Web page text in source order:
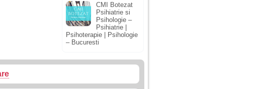
CMI Botezat
Psihiatrie si
Psihologie –
Psihiatrie |
Psihoterapie | Psihologie
– Bucuresti